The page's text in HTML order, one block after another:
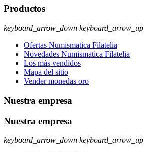
Productos
keyboard_arrow_down keyboard_arrow_up
Ofertas Numismatica Filatelia
Novedades Numismatica Filatelia
Los más vendidos
Mapa del sitio
Vender monedas oro
Nuestra empresa
Nuestra empresa
keyboard_arrow_down keyboard_arrow_up